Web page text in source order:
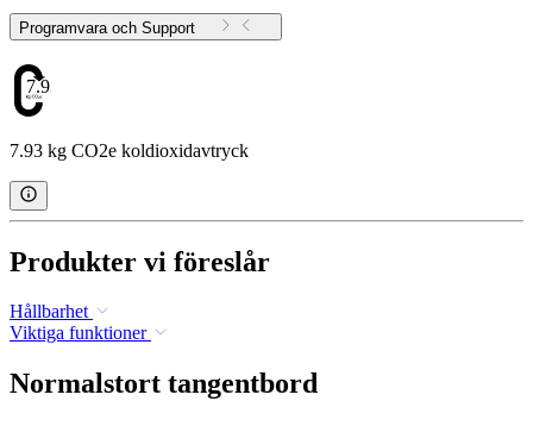
Programvara och Support
7.93
7.93 kg CO2e koldioxidavtryck
Produkter vi föreslår
Hållbarhet
Viktiga funktioner
Normalstort tangentbord